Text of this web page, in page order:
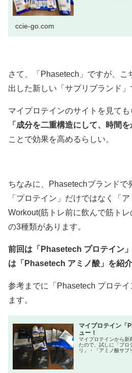
ccie-go.com
さて、「Phasetech」ですが、こ
出した新しい「サプリブランド」
マイプロテインのサイトを見て
「成分を二重構造にして、時間
ことで効果を高めるらしい。
ちなみに、Phasetechブランドで
「プロテイン」だけではなく「
Workout(筋トレ前に飲んで筋トレ
の3種類があります。
前回は「Phasetech プロテイン
は「Phasetech アミノ酸」を紹介
参考までに「Phasetech プロテ
ます。
マイプロテイン「
ュー！
マイプロテインから新
たので、試しに「プロ
リ」・「アミノ酸サプ